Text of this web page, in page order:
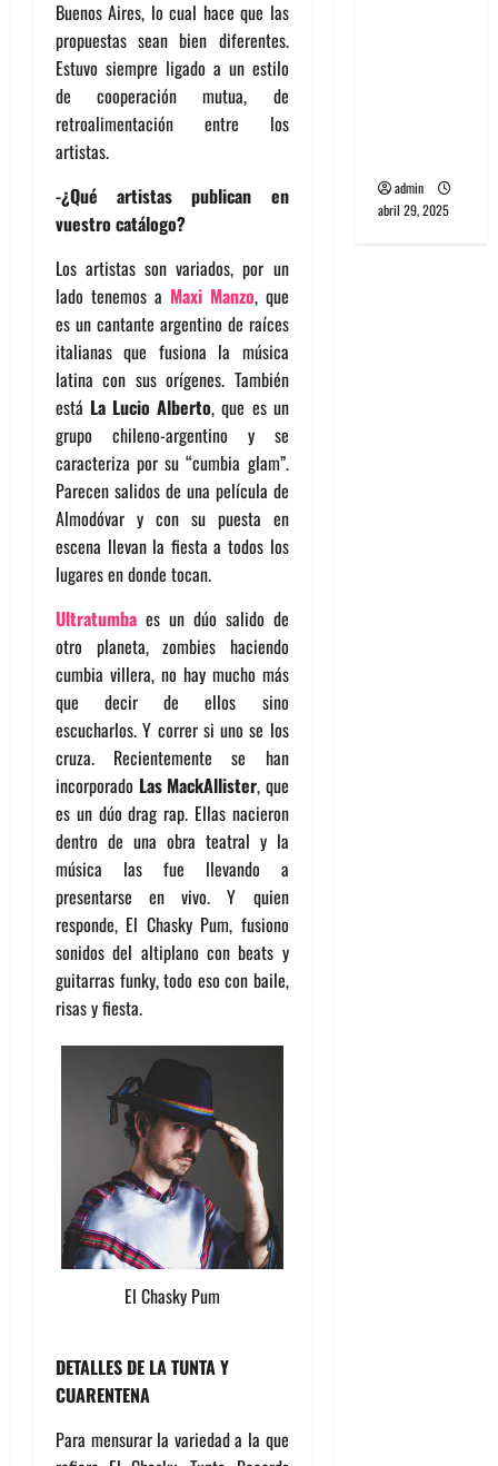
Buenos Aires, lo cual hace que las
propuestas sean bien diferentes.
Estuvo siempre ligado a un estilo
de cooperación mutua, de
retroalimentación entre los
artistas.
-¿Qué artistas publican en
vuestro catálogo?
Los artistas son variados, por un
lado tenemos a Maxi Manzo, que
es un cantante argentino de raíces
italianas que fusiona la música
latina con sus orígenes. También
está La Lucio Alberto, que es un
grupo chileno-argentino y se
caracteriza por su “cumbia glam”.
Parecen salidos de una película de
Almodóvar y con su puesta en
escena llevan la fiesta a todos los
lugares en donde tocan.
Ultratumba es un dúo salido de
otro planeta, zombies haciendo
cumbia villera, no hay mucho más
que decir de ellos sino
escucharlos. Y correr si uno se los
cruza. Recientemente se han
incorporado Las MackAllister, que
es un dúo drag rap. Ellas nacieron
dentro de una obra teatral y la
música las fue llevando a
presentarse en vivo. Y quien
responde, El Chasky Pum, fusiono
sonidos del altiplano con beats y
guitarras funky, todo eso con baile,
risas y fiesta.
El Chasky Pum
DETALLES DE LA TUNTA Y
CUARENTENA
Para mensurar la variedad a la que
admin
abril 29, 2025